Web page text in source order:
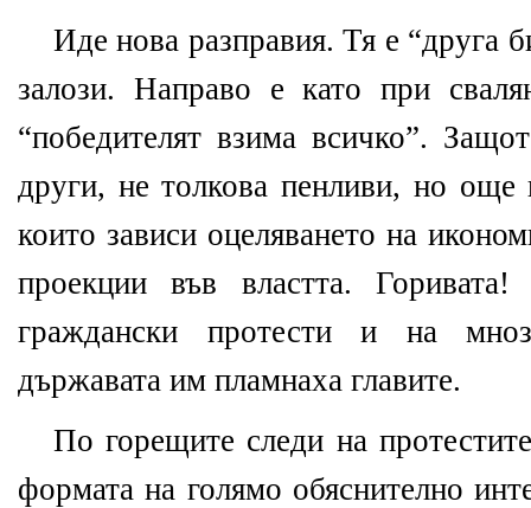
Иде нова разправия. Тя е “друга
залози. Направо е като при
“победителят взима всичко”.
други, не толкова пенливи, но още
които зависи оцеляването на
проекции във властта.
граждански протести и на
държавата им пламнаха главите.
По горещите следи на
формата на голямо обяснително